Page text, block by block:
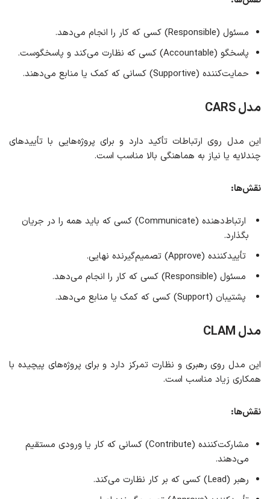
مسئول (Responsible) کسی که کار را انجام می‌دهد.
پاسخگو (Accountable) کسی که نظارت می‌کند و پاسخگوست.
حمایت‌کننده (Supportive) کسانی که کمک یا منابع می‌دهند.
مدل CARS
این مدل روی ارتباطات تأکید دارد و برای پروژه‌هایی با تأییدهای
چندلایه یا نیاز به هماهنگی بالا مناسب است.
نقش‌ها:
ارتباط‌دهنده (Communicate) کسی که باید همه را در جریان
بگذارد.
تأییدکننده (Approve) تصمیم‌گیرنده نهایی.
مسئول (Responsible) کسی که کار را انجام می‌دهد.
پشتیبان (Support) کسی که کمک یا منابع می‌دهد.
مدل CLAM
این مدل روی رهبری و نظارت تمرکز دارد و برای پروژه‌های پیچیده با
همکاری زیاد مناسب است.
نقش‌ها:
مشارکت‌کننده (Contribute) کسانی که کار یا ورودی مستقیم
می‌دهند.
رهبر (Lead) کسی که بر کار نظارت می‌کند.